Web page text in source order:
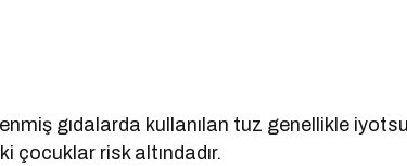
gıdalarda kullanılan tuz genellikle
çocuklar risk altındadır.